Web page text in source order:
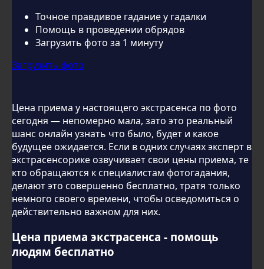
Точное правдивое гадание у гадалки
Помощь в проведении обрядов
Загрузить фото за 1 минуту
Загрузить фото
Цена приема у настоящего экстрасенса по фото
сегодня — непомерно мала, зато это реальный
шанс онлайн узнать что было, будет и какое
будущее ожидается. Если в одних случаях эксперт в
экстрасенсорике озвучивает свои цены приема, те
кто обращаются к специалистам фотогадания,
делают это совершенно бесплатно, тратя только
немного своего времени, чтобы осведомиться о
действительно важном для них.
Цена приема экстрасенса - помощь
людям бесплатно